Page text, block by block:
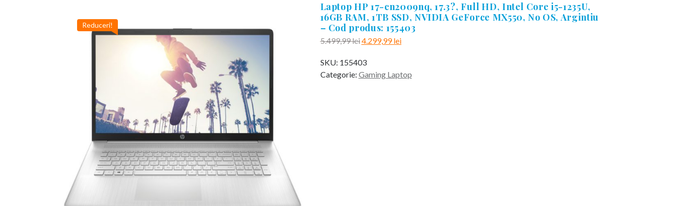
Reduceri!
Laptop HP 17-cn2009nq, 17.3?, Full HD, Intel Core i5-1235U,
16GB RAM, 1TB SSD, NVIDIA GeForce MX550, No OS, Argintiu
– Cod produs: 155403
5.499,99leiPrețul
a
fost:
4.299,99leiPrețul
4.299,99 lei.
SKU: 155403
Categorie: Gaming Laptop